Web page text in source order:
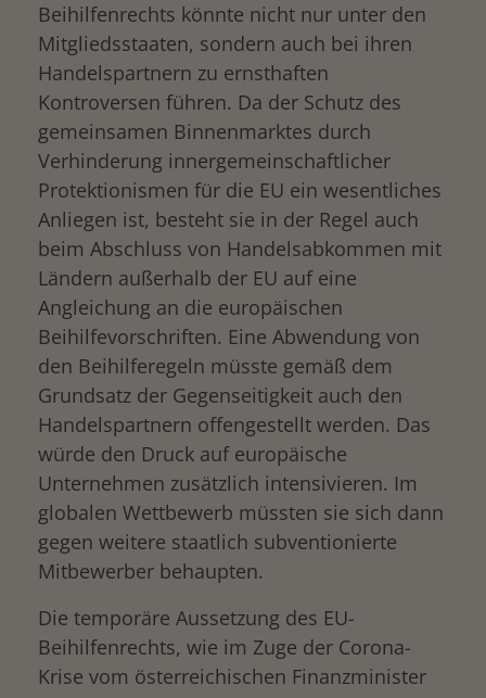
Beihilfenrechts könnte nicht nur unter den
Mitgliedsstaaten, sondern auch bei ihren
Handelspartnern zu ernsthaften
Kontroversen führen. Da der Schutz des
gemeinsamen Binnenmarktes durch
Verhinderung innergemeinschaftlicher
Protektionismen für die EU ein wesentliches
Anliegen ist, besteht sie in der Regel auch
beim Abschluss von Handelsabkommen mit
Ländern außerhalb der EU auf eine
Angleichung an die europäischen
Beihilfevorschriften. Eine Abwendung von
den Beihilferegeln müsste gemäß dem
Grundsatz der Gegenseitigkeit auch den
Handelspartnern offengestellt werden. Das
würde den Druck auf europäische
Unternehmen zusätzlich intensivieren. Im
globalen Wettbewerb müssten sie sich dann
gegen weitere staatlich subventionierte
Mitbewerber behaupten.
Die temporäre Aussetzung des EU-
Beihilfenrechts, wie im Zuge der Corona-
Krise vom österreichischen Finanzminister
drucken